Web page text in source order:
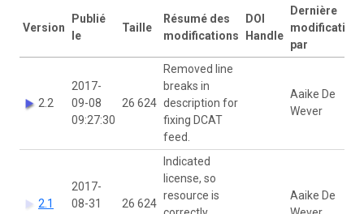
Version
Publié
le
Taille
Résumé des
modifications
DOI
Handle
Dernière
modification
par
2.2
2017-
09-08
09:27:30
26 624
Removed line
breaks in
description for
fixing DCAT
feed.
Aaike De
Wever
2.1
2017-
08-31
26 624
Indicated
license, so
resource is
Aaike De